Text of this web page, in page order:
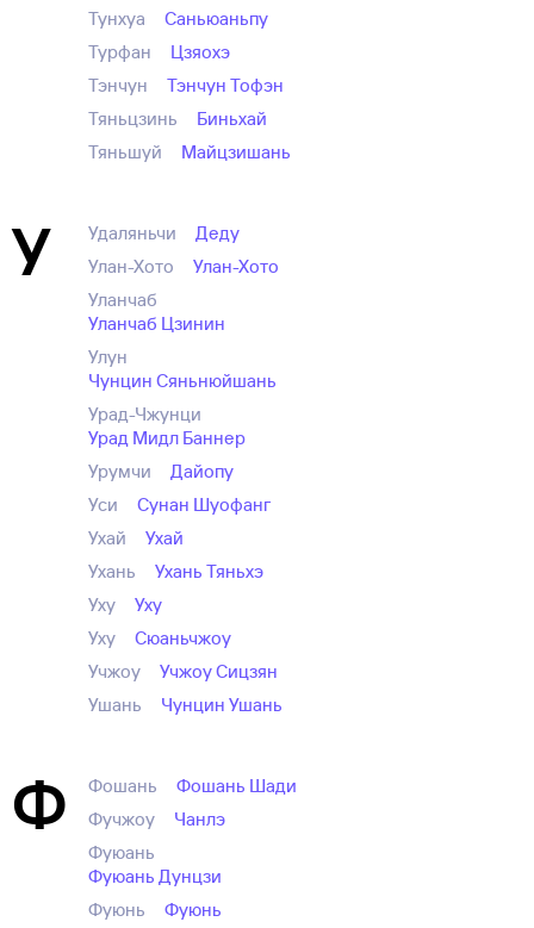
Тунхуа
Саньюаньпу
Турфан
Цзяохэ
Тэнчун
Тэнчун Тофэн
Тяньцзинь
Биньхай
Тяньшуй
Майцзишань
У Удаляньчи
Деду
Улан-Хото
Улан-Хото
Уланчаб
Уланчаб Цзинин
Улун
Чунцин Сяньнюйшань
Урад-Чжунци
Урад Мидл Баннер
Урумчи
Дайопу
Уси
Сунан Шуофанг
Ухай
Ухай
Ухань
Ухань Тяньхэ
Уху
Уху
Уху
Сюаньчжоу
Учжоу
Учжоу Сицзян
Ушань
Чунцин Ушань
Ф Фошань
Фошань Шади
Фучжоу
Чанлэ
Фуюань
Фуюань Дунцзи
Фуюнь
Фуюнь